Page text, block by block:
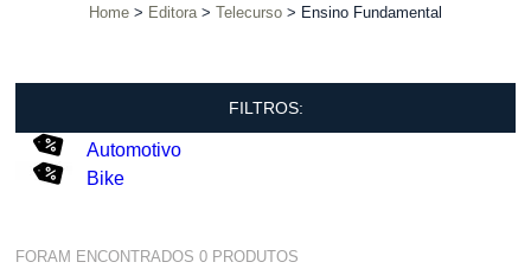
Home Editora Telecurso Ensino Fundamental
FILTROS:
Automotivo
Bike
FORAM ENCONTRADOS0 PRODUTOS